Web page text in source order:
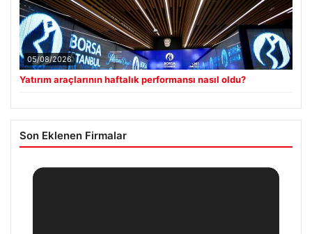
05/08/2026
Yatırım araçlarının haftalık performansı nasıl oldu?
Son Eklenen Firmalar